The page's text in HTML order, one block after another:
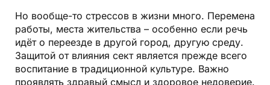
Но вообще-то стрессов в жизни много. Перемена
работы, места жительства – особенно если речь
идёт о переезде в другой город, другую среду.
Защитой от влияния сект является прежде всего
воспитание в традиционной культуре. Важно
проявлять здравый смысл и здоровое недоверие.